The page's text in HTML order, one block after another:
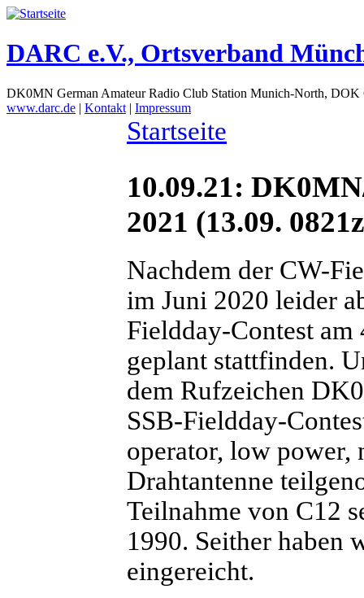
DARC e.V., Ortsverband
DK0MN German Amateur Radio Club Station Munich-North,
www.darc.de | Kontakt | Impressum
Startseite
10.09.21:
2021 (13.09.
Nachdem der CW-
im Juni 2020 leider
Fieldday-Contest
geplant stattfinden.
dem Rufzeichen
SSB-Fieldday-
operator, low power,
Drahtantenne
Teilnahme von C12
1990. Seither haben
eingereicht.